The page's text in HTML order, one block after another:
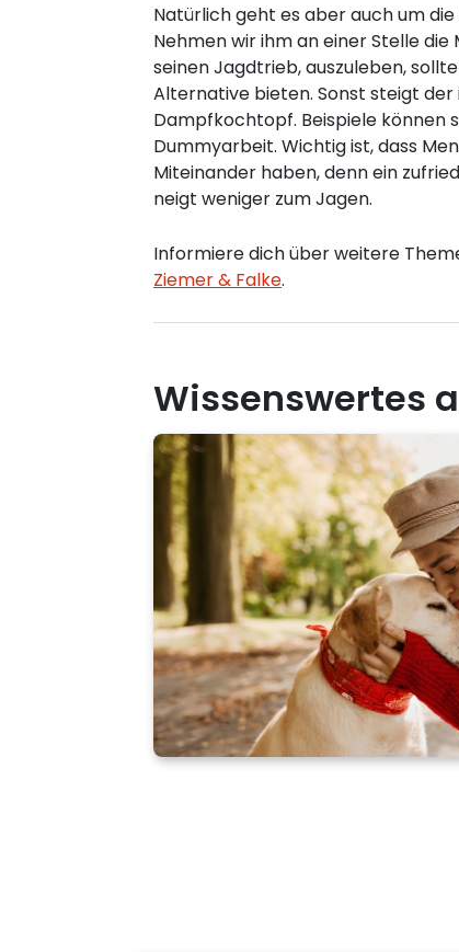
Natürlich geht es aber auch um die
Nehmen wir ihm an einer Stelle
seinen Jagdtrieb, auszuleben,
Alternative bieten. Sonst steigt
Dampfkochtopf. Beispiele können
Dummyarbeit. Wichtig ist, dass
Miteinander haben, denn ein
neigt weniger zum Jagen.
Informiere dich über weitere
Ziemer & Falke.
Wissenswertes